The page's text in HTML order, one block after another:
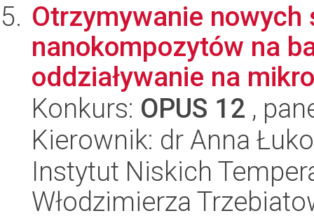
Otrzymywanie nowych
nanokompozytów na
oddziaływanie na
Konkurs: OPUS 12 ,
Kierownik: dr Anna
Instytut Niskich
Włodzimierza